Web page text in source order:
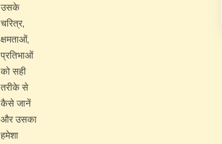
उसके
चरित्र,
क्षमताओं,
प्रतिभाओं
को सही
तरीके से
कैसे जानें
और उसका
हमेशा